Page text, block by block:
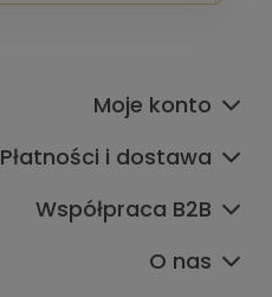
Moje konto
Płatności i dostawa
Współpraca B2B
O nas